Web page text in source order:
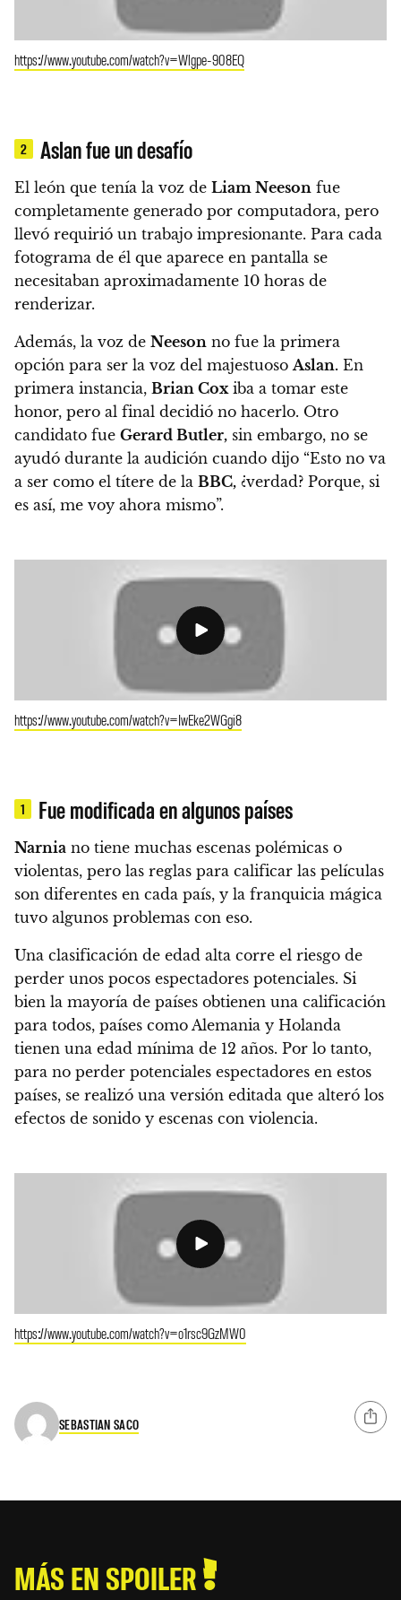
https://www.youtube.com/watch?v=Wlgpe-908EQ
2 Aslan fue un desafío
El león que tenía la voz de Liam Neeson fue
completamente generado por computadora, pero
llevó requirió un trabajo impresionante. Para cada
fotograma de él que aparece en pantalla se
necesitaban aproximadamente 10 horas de
renderizar.
Además, la voz de Neeson no fue la primera
opción para ser la voz del majestuosoAslan. En
primera instancia, Brian Coxiba a tomar este
honor, pero al final decidió no hacerlo. Otro
candidato fue Gerard Butler, sin embargo, no se
ayudó durante la audición cuando dijo “Esto no va
a ser como el títere de la BBC, ¿verdad? Porque, si
es así, me voy ahora mismo”.
https://www.youtube.com/watch?v=IwEke2WGgi8
1 Fue modificada en algunos países
Narnia no tiene muchas escenas polémicas o
violentas, pero las reglas para calificar las películas
son diferentes en cada país, y la franquicia mágica
tuvo algunos problemas con eso.
Una clasificación de edad alta corre el riesgo de
perder unos pocos espectadores potenciales. Si
bien la mayoría de países obtienen una calificación
para todos, países como Alemania y Holanda
tienen una edad mínima de 12 años. Por lo tanto,
para no perder potenciales espectadores en estos
países, se realizó una versión editada que alteró los
efectos de sonido y escenas con violencia.
https://www.youtube.com/watch?v=o1rsc9GzMW0
SEBASTIAN SACO
MÁS EN SPOILER